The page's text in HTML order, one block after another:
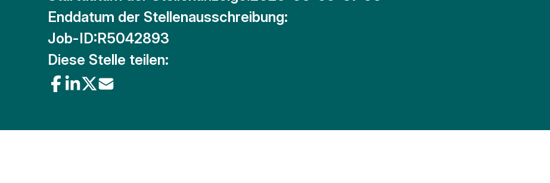
Enddatum der Stellenausschreibung:
Job-ID:R5042893
Diese Stelle teilen: